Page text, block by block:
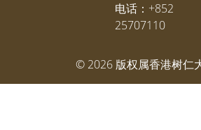
电话：+852
25707110
© 2026版权属香港树仁